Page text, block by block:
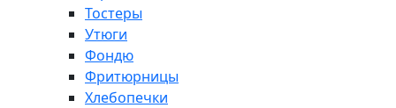
Тостеры
Утюги
Фондю
Фритюрницы
Хлебопечки